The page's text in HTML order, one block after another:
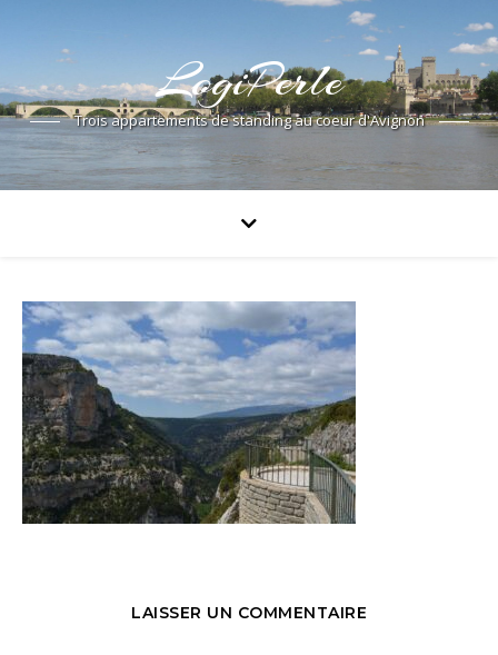
LogiPerle
Trois appartements de standing au coeur d'Avignon
LAISSER UN COMMENTAIRE